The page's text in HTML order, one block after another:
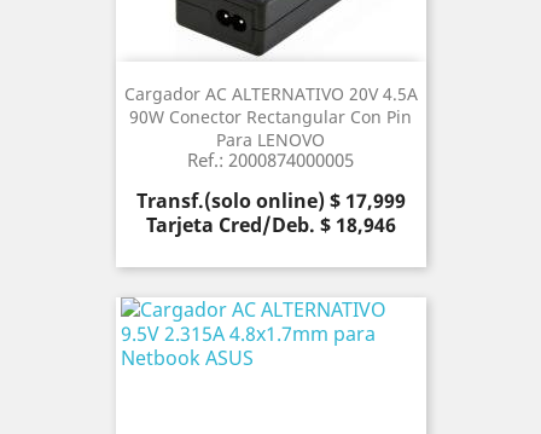
Cargador AC ALTERNATIVO 20V 4.5A
90W Conector Rectangular Con Pin
Para LENOVO
Ref.: 2000874000005
Precio
Transf.(solo online) $ 17,999
Tarjeta Cred/Deb. $ 18,946